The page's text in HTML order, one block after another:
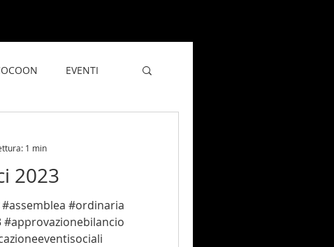
EVENTI
2023
#ordinaria
#approvazionebilancio
1 min